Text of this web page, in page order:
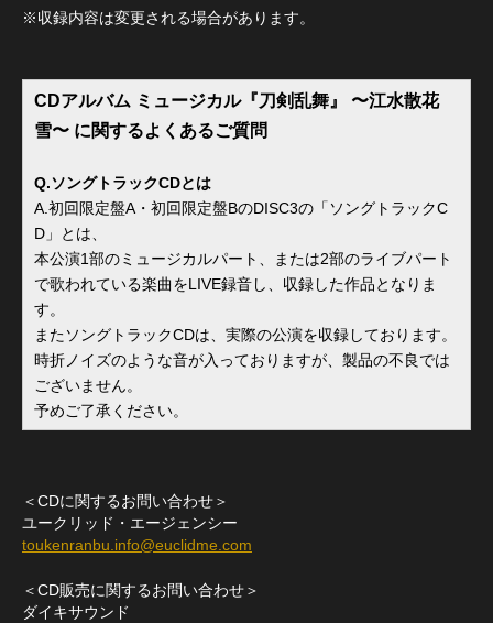
※収録内容は変更される場合があります。
CDアルバム ミュージカル『刀剣乱舞』 〜江水散花
雪〜 に関するよくあるご質問
Q.ソングトラックCDとは
A.初回限定盤A・初回限定盤BのDISC3の「ソングトラックC
D」とは、
本公演1部のミュージカルパート、または2部のライブパート
で歌われている楽曲をLIVE録音し、収録した作品となりま
す。
またソングトラックCDは、実際の公演を収録しております。
時折ノイズのような音が入っておりますが、製品の不良では
ございません。
予めご了承ください。
＜CDに関するお問い合わせ＞
ユークリッド・エージェンシー
toukenranbu.info@euclidme.com
＜CD販売に関するお問い合わせ＞
ダイキサウンド